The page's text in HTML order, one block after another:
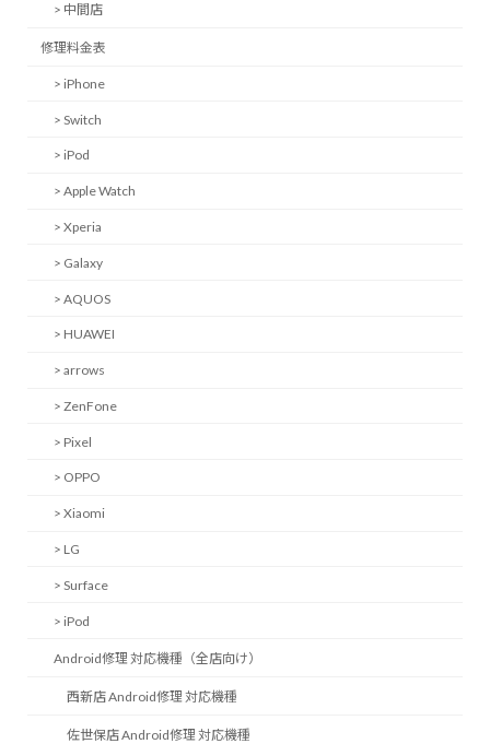
> 中間店
修理料金表
> iPhone
> Switch
> iPod
> Apple Watch
> Xperia
> Galaxy
> AQUOS
> HUAWEI
> arrows
> ZenFone
> Pixel
> OPPO
> Xiaomi
> LG
> Surface
> iPod
Android修理 対応機種（全店向け）
西新店 Android修理 対応機種
佐世保店 Android修理 対応機種